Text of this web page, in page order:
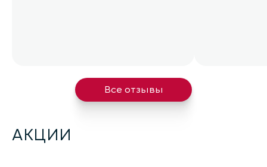
Все отзывы
АКЦИИ